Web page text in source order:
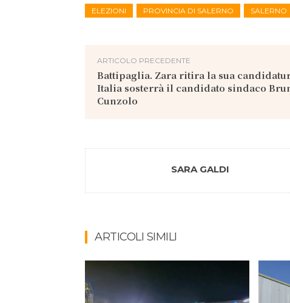
ELEZIONI PROVINCIA DI SALERNO SALERNO
ARTICOLO PRECEDENTE
Battipaglia. Zara ritira la sua
Italia sosterrà il candidato sindaco
Cunzolo
SARA GALDI
ARTICOLI SIMILI